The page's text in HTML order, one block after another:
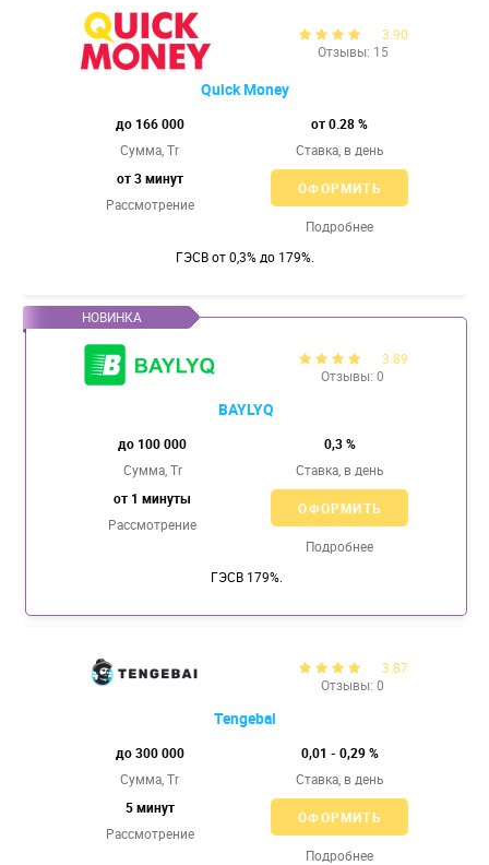
3.90
Отзывы: 15
Quick Money
до 166 000
Сумма, Tr
от 0.28 %
Ставка, в день
от 3 минут
Рассмотрение
ОФОРМИТЬ
Подробнее
ГЭСВ от 0,3% до 179%.
3.89
Отзывы: 0
BAYLYQ
до 100 000
Сумма, Tr
0,3 %
Ставка, в день
от 1 минуты
Рассмотрение
ОФОРМИТЬ
Подробнее
ГЭСВ 179%.
3.87
Отзывы: 0
Tengebai
до 300 000
Сумма, Tr
0,01 - 0,29 %
Ставка, в день
5 минут
Рассмотрение
ОФОРМИТЬ
Подробнее